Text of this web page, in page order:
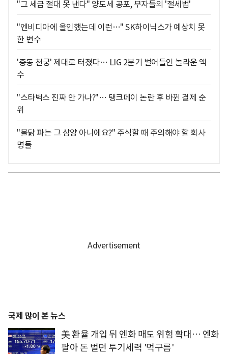
"그 세금 절대 못 낸다" 양도세 공포, 부자들의 '절세법'
"엔비디아에 올인했는데 이런…" SK하이닉스가 예상치 못
한 변수
'중동 천궁' 제대로 터졌다… LIG 2분기 벌어들인 놀라운 액
수
"스타벅스 진짜 안 가나?"… 탱크데이 논란 후 바뀐 결제 순
위
"불닭 파는 그 삼양 아니에요?" 주식할 때 주의해야 할 회사
명들
국제 많이 본 뉴스
美 환율 개입 뒤 엔화 매도 위험 확대… 엔화
팔아 돈 벌던 투기세력 '먹구름'